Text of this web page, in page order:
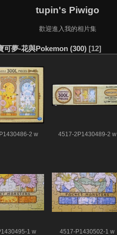
tupin's Piwigo
歡迎進入我的相片集
可夢-花與Pokemon (300) 12
2 w 4517-2P1430489-2 w
1 w 4517-P1430502-1 w